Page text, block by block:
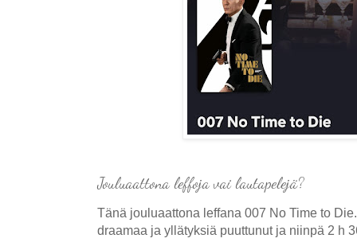
Jouluaattona leffoja vai lautapelejä?
Tänä jouluaattona leffana 007 No Time to
draamaa ja yllätyksiä puuttunut ja niinpä 2 h